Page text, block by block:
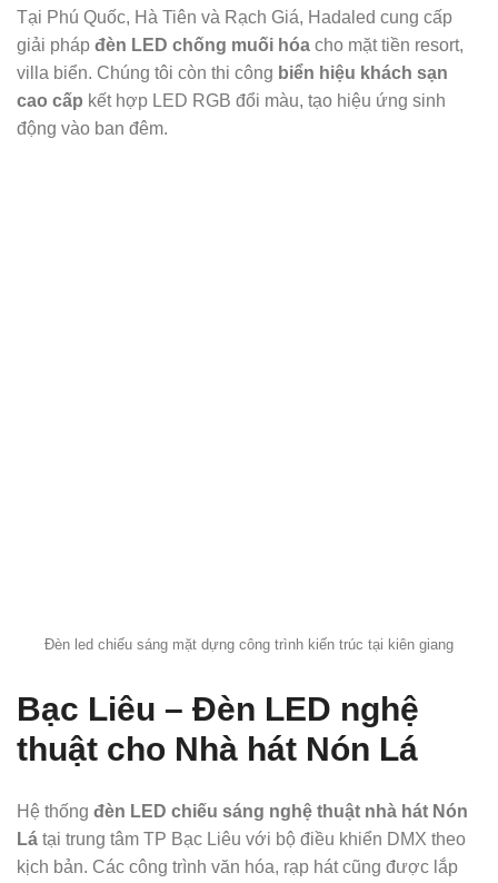
Tại Phú Quốc, Hà Tiên và Rạch Giá, Hadaled cung cấp
giải pháp đèn LED chống muối hóa cho mặt tiền resort,
villa biển. Chúng tôi còn thi công biển hiệu khách sạn
cao cấp kết hợp LED RGB đổi màu, tạo hiệu ứng sinh
động vào ban đêm.
Đèn led chiếu sáng mặt dựng công trình kiến trúc tại kiên giang
Bạc Liêu – Đèn LED nghệ
thuật cho Nhà hát Nón Lá
Hệ thống đèn LED chiếu sáng nghệ thuật nhà hát Nón
Lá tại trung tâm TP Bạc Liêu với bộ điều khiển DMX theo
kịch bản. Các công trình văn hóa, rạp hát cũng được lắp